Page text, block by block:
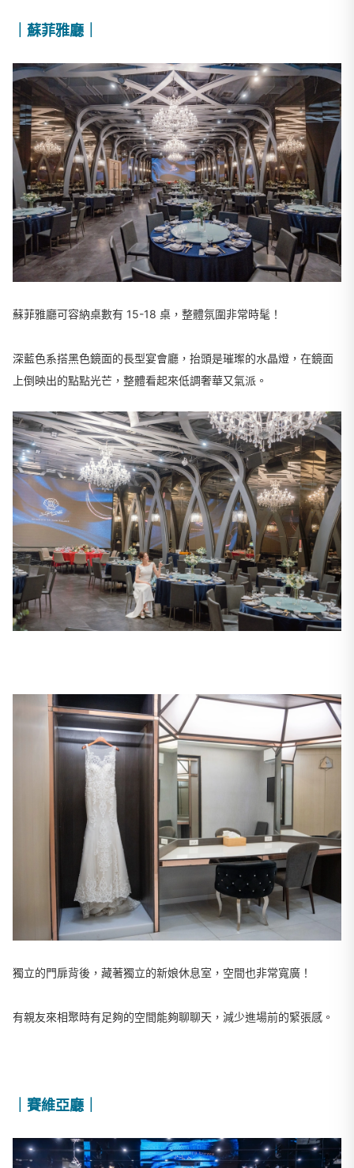
｜蘇菲雅廳｜
蘇菲雅廳可容納桌數有 15-18 桌，整體氛圍非常時髦！
深藍色系搭黑色鏡面的長型宴會廳，抬頭是璀璨的水晶燈，在鏡面
上倒映出的點點光芒，整體看起來低調奢華又氣派。
獨立的門扉背後，藏著獨立的新娘休息室，空間也非常寬廣！
有親友來相聚時有足夠的空間能夠聊聊天，減少進場前的緊張感。
｜賽維亞廳｜